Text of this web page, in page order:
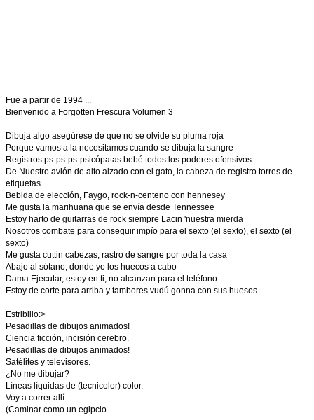
Fue a partir de 1994 ...
Bienvenido a Forgotten Frescura Volumen 3
Dibuja algo asegúrese de que no se olvide su pluma roja
Porque vamos a la necesitamos cuando se dibuja la sangre
Registros ps-ps-ps-psicópatas bebé todos los poderes ofensivos
De Nuestro avión de alto alzado con el gato, la cabeza de registro torres de
etiquetas
Bebida de elección, Faygo, rock-n-centeno con hennesey
Me gusta la marihuana que se envía desde Tennessee
Estoy harto de guitarras de rock siempre Lacin 'nuestra mierda
Nosotros combate para conseguir impío para el sexto (el sexto), el sexto (el
sexto)
Me gusta cuttin cabezas, rastro de sangre por toda la casa
Abajo al sótano, donde yo los huecos a cabo
Dama Ejecutar, estoy en ti, no alcanzan para el teléfono
Estoy de corte para arriba y tambores vudú gonna con sus huesos
Estribillo:>
Pesadillas de dibujos animados!
Ciencia ficción, incisión cerebro.
Pesadillas de dibujos animados!
Satélites y televisores.
¿No me dibujar?
Líneas líquidas de (tecnicolor) color.
Voy a correr allí.
(Caminar como un egipcio.